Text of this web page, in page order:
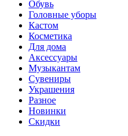
Обувь
Головные уборы
Кастом
Косметика
Для дома
Аксессуары
Музыкантам
Сувениры
Украшения
Разное
Новинки
Скидки